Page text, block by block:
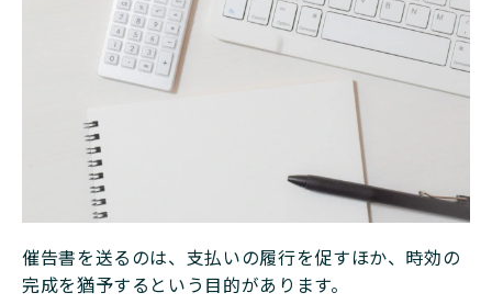
催告書を送るのは、支払いの履行を促すほか、時効の
完成を猶予するという目的があります。